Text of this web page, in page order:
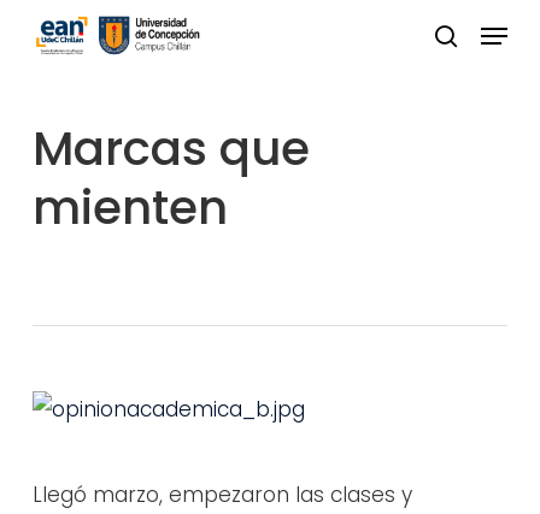
content
buscar
Menu
Marcas que
mienten
Llegó marzo, empezaron las clases y